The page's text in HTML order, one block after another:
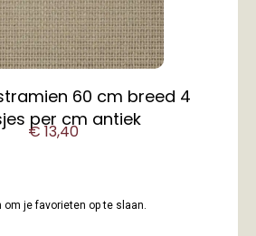
60 cm breed 4
per cm antiek
€13,40
om je favorieten op te slaan.